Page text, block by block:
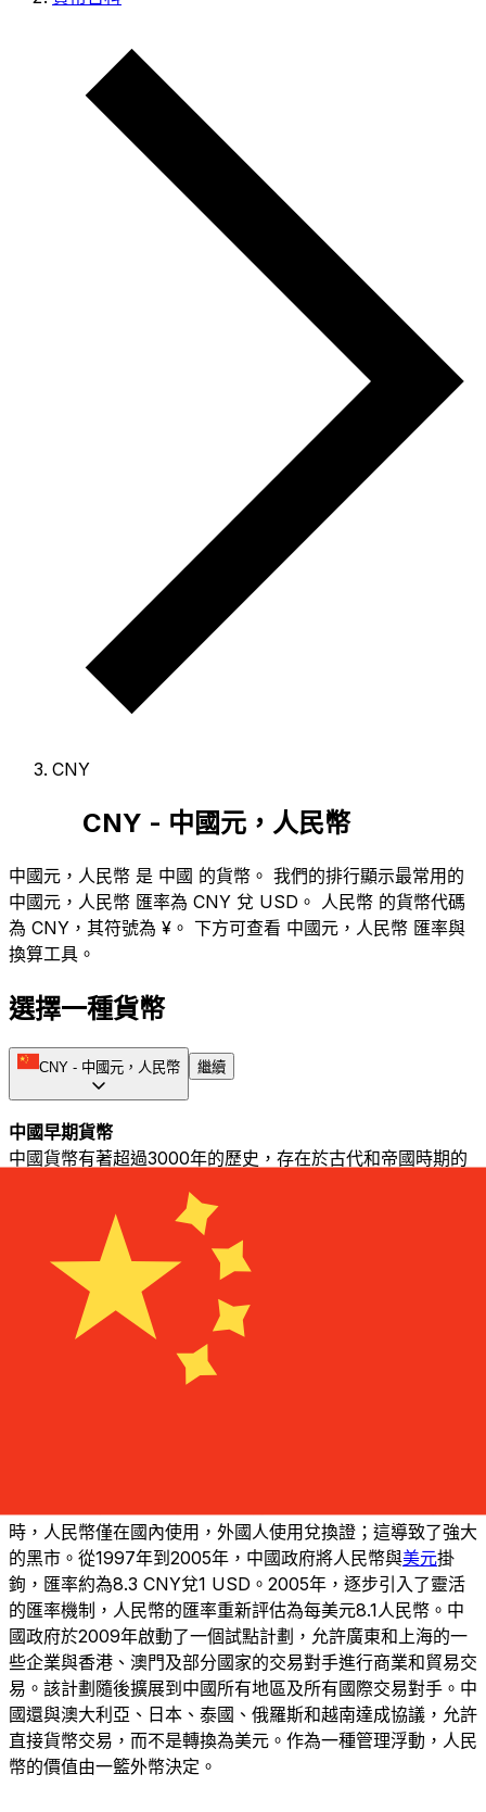
CNY
CNY - 中國元，人民幣
中國元，人民幣 是 中國 的貨幣。 我們的排行顯示最常用的
中國元，人民幣 匯率為 CNY 兌 USD。 人民幣 的貨幣代碼
為 CNY ，其符號為 ¥。 下方可查看 中國元，人民幣 匯率與
換算工具。
選擇一種貨幣
CNY - 中國元，人民幣 繼續
中國早期貨幣
中國貨幣有著超過3000年的歷史，存在於古代和帝國時期的
1930年代增加了銅、分和鎳幣。在此期間，銀的價值上升，
中國無法再維持銀本位。1935年，發行了一種名為法幣的新
貨幣。
黃金元和人民幣的介紹
黃金元在1948年以1黃金元兌300萬法幣的匯率取代了法幣。
同年，人民幣（通常稱為RMB）被引入，以幫助穩定共產黨
控制的中國大陸地區。1955年，進行了重新評估，並以1新人
時，人民幣僅在國內使用，外國人使用兌換證；這導致了強大
的黑市。從1997年到2005年，中國政府將人民幣與美元掛
鉤，匯率約為8.3 CNY兌1 USD。2005年，逐步引入了靈活
的匯率機制，人民幣的匯率重新評估為每美元8.1人民幣。中
國政府於2009年啟動了一個試點計劃，允許廣東和上海的一
些企業與香港、澳門及部分國家的交易對手進行商業和貿易交
易。該計劃隨後擴展到中國所有地區及所有國際交易對手。中
國還與澳大利亞、日本、泰國、俄羅斯和越南達成協議，允許
直接貨幣交易，而不是轉換為美元。作為一種管理浮動，人民
幣的價值由一籃外幣決定。